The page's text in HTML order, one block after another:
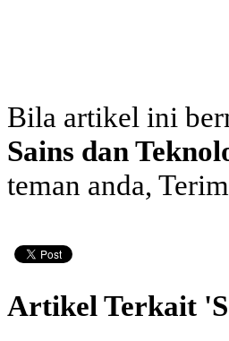
Bila artikel ini
Sains dan
teman anda,
Artikel Terkait